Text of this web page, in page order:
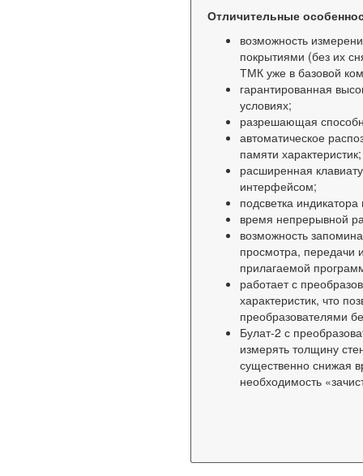
Отличительные
возможность
покрытиями (без их
ТМК уже в базовой
гарантированная
условиях;
разрешающая
автоматическое
памяти характеристик;
расширенная
интерфейсом;
подсветка
время непрерывной
возможность
просмотра, передачи
прилагаемой
работает с
характеристик, что
преобразователями
Булат-2 с
измерять толщину
существенно снижая
необходимость